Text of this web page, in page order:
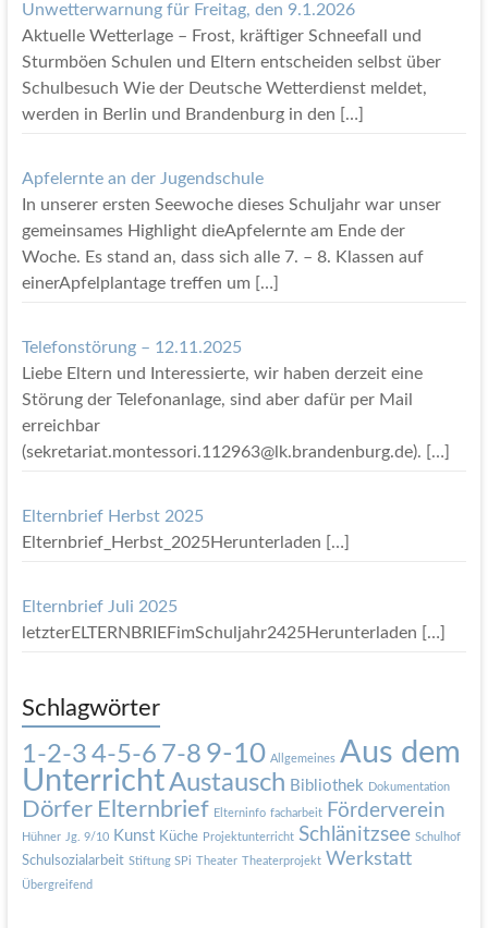
Unwetterwarnung für Freitag, den 9.1.2026
Aktuelle Wetterlage – Frost, kräftiger Schneefall und
Sturmböen Schulen und Eltern entscheiden selbst über
Schulbesuch Wie der Deutsche Wetterdienst meldet,
werden in Berlin und Brandenburg in den
[…]
Apfelernte an der Jugendschule
In unserer ersten Seewoche dieses Schuljahr war unser
gemeinsames Highlight dieApfelernte am Ende der
Woche. Es stand an, dass sich alle 7. – 8. Klassen auf
einerApfelplantage treffen um
[…]
Telefonstörung – 12.11.2025
Liebe Eltern und Interessierte, wir haben derzeit eine
Störung der Telefonanlage, sind aber dafür per Mail
erreichbar
(sekretariat.montessori.112963@lk.brandenburg.de). […]
Elternbrief Herbst 2025
Elternbrief_Herbst_2025Herunterladen […]
Elternbrief Juli 2025
letzterELTERNBRIEFimSchuljahr2425Herunterladen […]
Schlagwörter
1-2-3 4-5-6 7-8 9-10 Allgemeines Aus dem
UnterrichtAustausch Bibliothek Dokumentation
Dörfer Elternbrief Elterninfo facharbeit Förderverein
Hühner Jg. 9/10 Kunst Küche Projektunterricht Schlänitzsee Schulhof
Schulsozialarbeit Stiftung SPi Theater Theaterprojekt Werkstatt
Übergreifend